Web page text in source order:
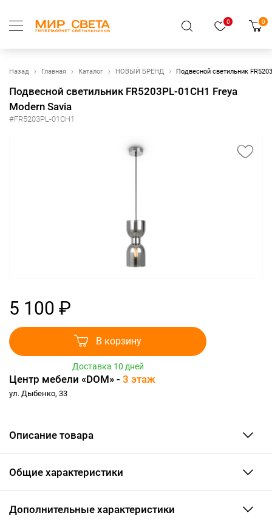
0 0
Назад Главная Каталог НОВЫЙ БРЕНД Подвесной светильник
Подвесной светильник FR5203PL-01CH1 Freya
Modern Savia
#FR5203PL-01CH1
5 100 ₽
В корзину
Доставка 10 дней
Центр мебели «DOM» - 3 этаж
ул. Дыбенко, 33
Описание товара
Общие характеристики
Дополнительные характеристики